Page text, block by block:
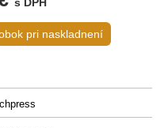
pri naskladnení